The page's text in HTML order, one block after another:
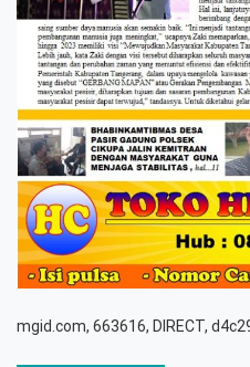
mgid.com, 663616, DIRECT,